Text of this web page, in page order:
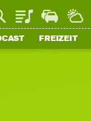
PlaylistStaupilot
FREIZEIT